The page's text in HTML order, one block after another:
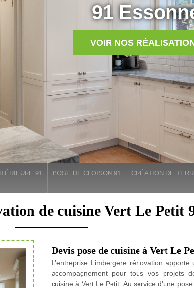
91
VOIR NOS
91 POSE DE CLOISON 91 CRÉATION DE
de cuisine Vert Le Petit
Devis pose de cuisine à Vert Le
L’entreprise Limbergere rénovation apporte
accompagnement pour tous vos projets
cuisine à Vert Le Petit. Au service d’une